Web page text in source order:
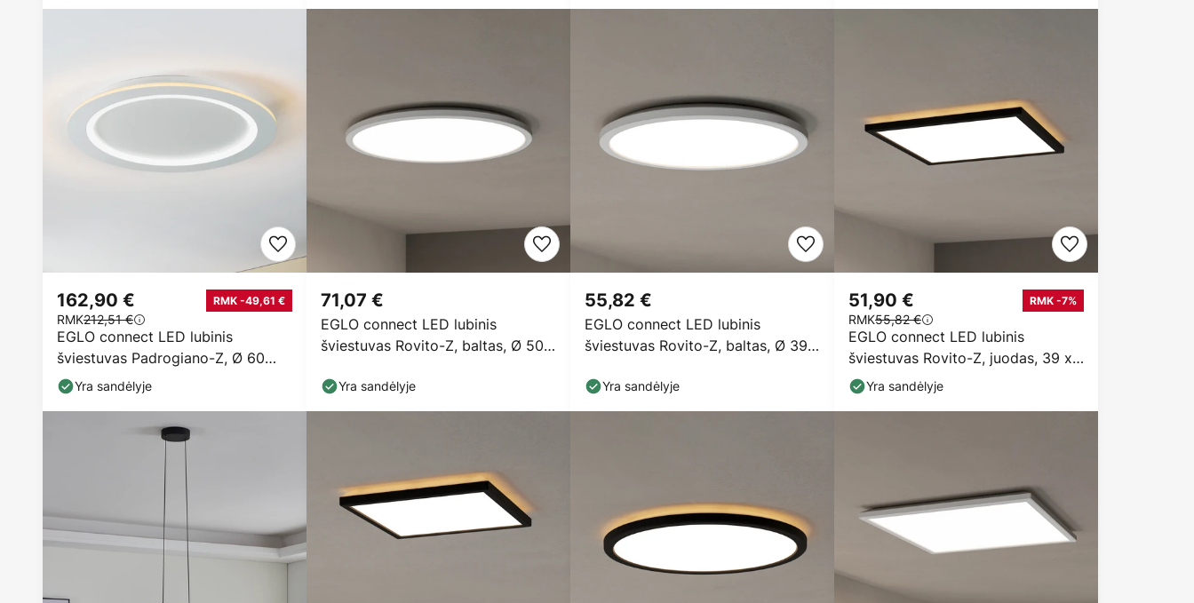
EGLO connect LED lubinis
šviestuvas Padrogiano-Z, Ø 60
cm, baltas
162,90 € RMK -49,61 €
RMK212,51 €
Yra sandėlyje
EGLO connect LED lubinis
šviestuvas Rovito-Z, baltas, Ø 50
71,07 €
Yra sandėlyje
EGLO connect LED lubinis
šviestuvas Rovito-Z, baltas, Ø 39
55,82 €
Yra sandėlyje
EGLO connect LED lubinis
šviestuvas Rovito-Z, juodas, 39 x
39 cm
51,90 € RMK -7%
RMK55,82 €
Yra sandėlyje